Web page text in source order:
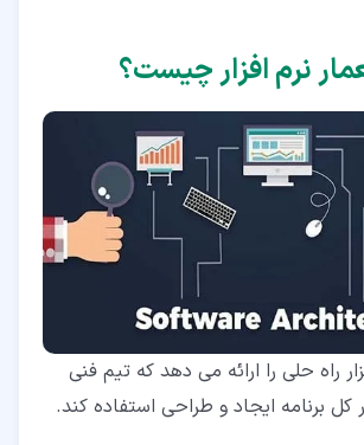
راه حلی را ارائه می دهد که تیم فنی
کل برنامه ایجاد و طراحی استفاده کند.